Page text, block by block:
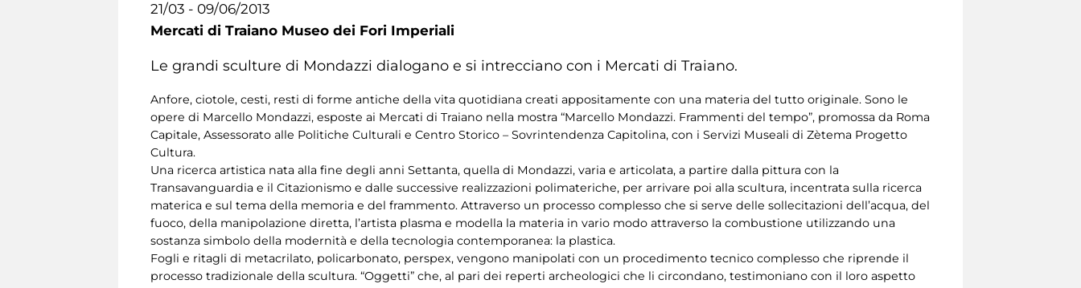
21/03 - 09/06/2013
Mercati di Traiano Museo dei Fori Imperiali
Le grandi sculture di Mondazzi dialogano e si intrecciano con i Mercati di Traiano.
Anfore, ciotole, cesti, resti di forme antiche della vita quotidiana creati appositamente con una materia del tutto originale. Sono le
opere di Marcello Mondazzi, esposte ai Mercati di Traiano nella mostra “Marcello Mondazzi. Frammenti del tempo”, promossa da Roma
Capitale, Assessorato alle Politiche Culturali e Centro Storico – Sovrintendenza Capitolina, con i Servizi Museali di Zètema Progetto
Cultura.
Una ricerca artistica nata alla fine degli anni Settanta, quella di Mondazzi, varia e articolata, a partire dalla pittura con la
Transavanguardia e il Citazionismo e dalle successive realizzazioni polimateriche, per arrivare poi alla scultura, incentrata sulla ricerca
materica e sul tema della memoria e del frammento. Attraverso un processo complesso che si serve delle sollecitazioni dell’acqua, del
fuoco, della manipolazione diretta, l’artista plasma e modella la materia in vario modo attraverso la combustione utilizzando una
sostanza simbolo della modernità e della tecnologia contemporanea: la plastica.
Fogli e ritagli di metacrilato, policarbonato, perspex, vengono manipolati con un procedimento tecnico complesso che riprende il
processo tradizionale della scultura. “Oggetti” che, al pari dei reperti archeologici che li circondano, testimoniano con il loro aspetto